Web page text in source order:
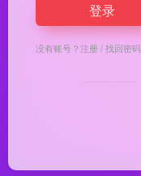
登录
没有账号？注册/找回密码